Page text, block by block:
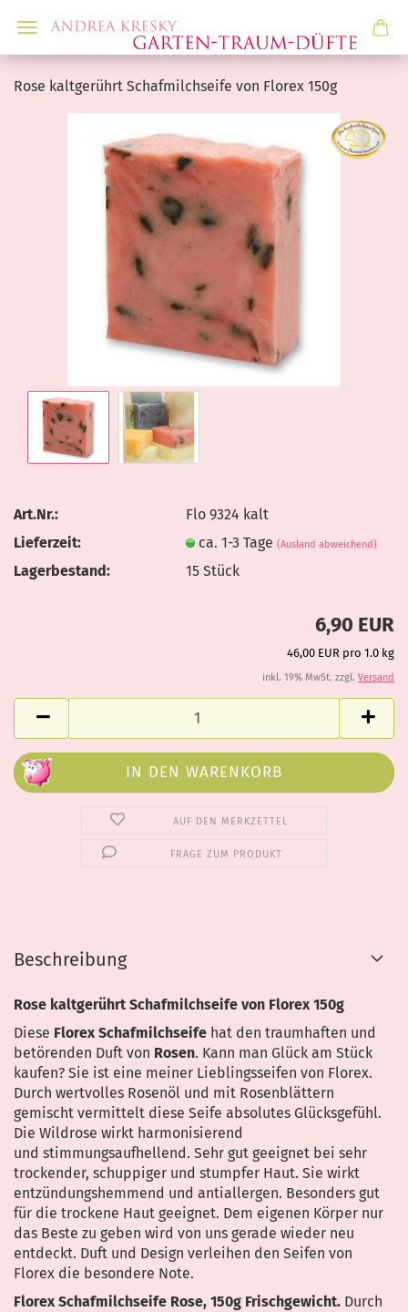
Rose kaltgerührt Schafmilchseife von Florex 150g
Art.Nr.:
Flo 9324 kalt
Lieferzeit:
ca. 1-3 Tage(Ausland abweichend)
Lagerbestand: 15Stück
6,90 EUR
46,00 EUR pro 1.0 kg
inkl. 19% MwSt. zzgl. Versand
AUF DEN MERKZETTEL
FRAGE ZUM PRODUKT
Beschreibung
Rose kaltgerührt Schafmilchseife von Florex 150g
Diese Florex Schafmilchseife hat den traumhaften und
betörenden Duft von Rosen. Kann man Glück am Stück
kaufen? Sie ist eine meiner Lieblingsseifen von Florex.
Durch wertvolles Rosenöl und mit Rosenblättern
gemischt vermittelt diese Seife absolutes Glücksgefühl.
Die Wildrose wirkt harmonisierend
und stimmungsaufhellend. Sehr gut geeignet bei sehr
trockender, schuppiger und stumpfer Haut. Sie wirkt
entzündungshemmend und antiallergen. Besonders gut
für die trockene Haut geeignet. Dem eigenen Körper nur
das Beste zu geben wird von uns gerade wieder neu
entdeckt. Duft und Design verleihen den Seifen von
Florex die besondere Note.
Florex Schafmilchseife Rose, 150g Frischgewicht. Durch